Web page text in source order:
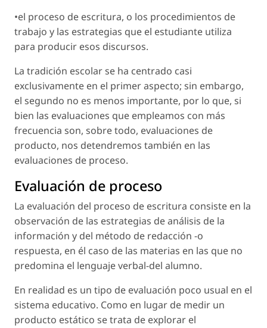
•el proceso de escritura, o los procedimientos de
trabajo y las estrategias que el estudiante utiliza
para producir esos discursos.
La tradición escolar se ha centrado casi
exclusivamente en el primer aspecto; sin embargo,
el segundo no es menos importante, por lo que, si
bien las evaluaciones que empleamos con más
frecuencia son, sobre todo, evaluaciones de
producto, nos detendremos también en las
evaluaciones de proceso.
Evaluación de proceso
La evaluación del proceso de escritura consiste en la
observación de las estrategias de análisis de la
información y del método de redacción -o
respuesta, en él caso de las materias en las que no
predomina el lenguaje verbal-del alumno.
En realidad es un tipo de evaluación poco usual en el
sistema educativo. Como en lugar de medir un
producto estático se trata de explorar el